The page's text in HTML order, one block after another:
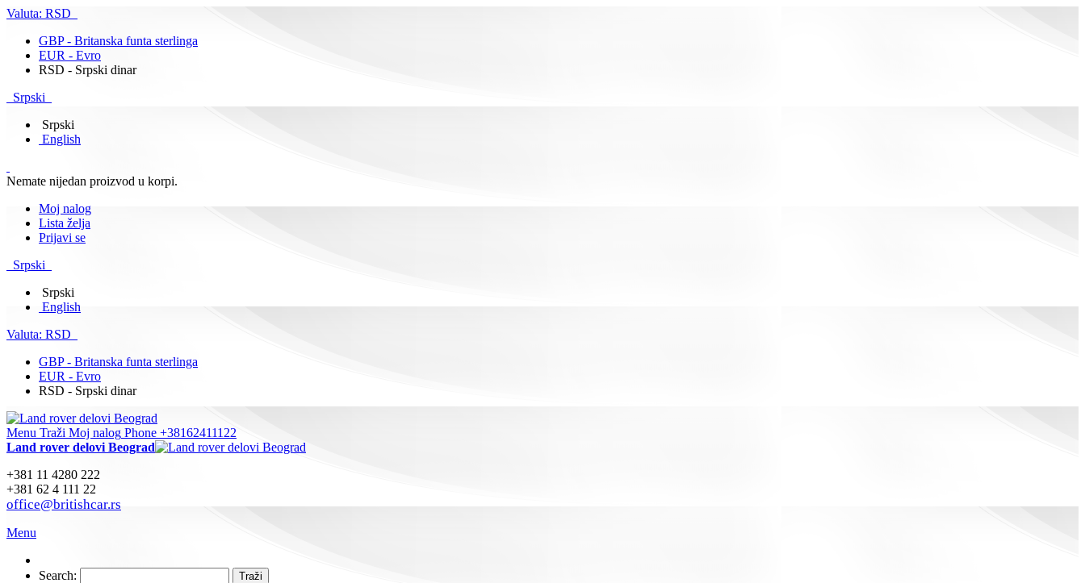
Valuta: RSD
GBP - Britanska funta sterlinga
EUR - Evro
RSD - Srpski dinar
Srpski
Srpski
English
Nemate nijedan proizvod u korpi.
Moj nalog
Lista želja
Prijavi se
Srpski
Srpski
English
Valuta: RSD
GBP - Britanska funta sterlinga
EUR - Evro
RSD - Srpski dinar
Menu Traži Moj nalog Phone +38162411122
Land rover delovi Beograd
+381 11 4280 222
+381 62 4 111 22
office@britishcar.rs
Menu
Search: Traži